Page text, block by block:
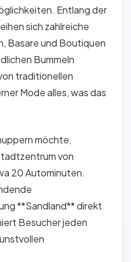
Entlang der
sich zahlreiche
Basare und Boutiquen
Bummeln
traditionellen
Mode alles, was das
möchte,
von
20 Autominuten.
**Sandland** direkt
Besucher jeden